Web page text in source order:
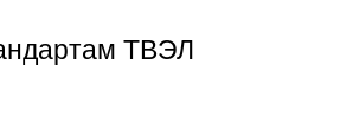
ТВЭЛ